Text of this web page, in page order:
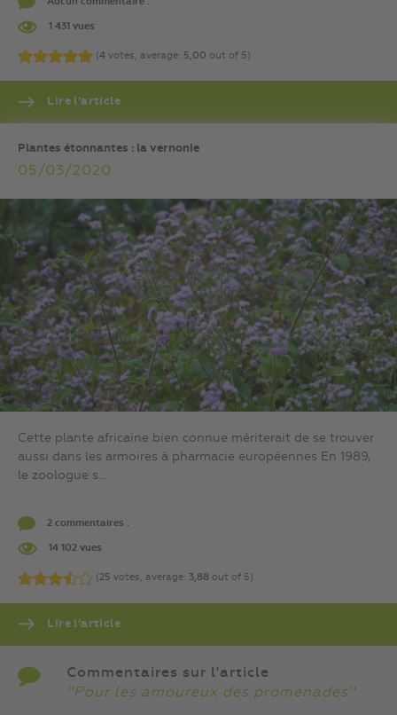
Aucun commentaire .
1 431 vues
(4 votes, average: 5,00 out of 5)
Lire l’article
Plantes étonnantes : la vernonie
05/03/2020
Cette plante africaine bien connue mériterait de se trouver
aussi dans les armoires à pharmacie européennes En 1989,
le zoologue s...
2 commentaires .
14 102 vues
(25 votes, average: 3,88 out of 5)
Lire l’article
Commentaires sur l'article
''Pour les amoureux des promenades''